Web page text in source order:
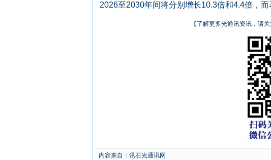
2026至2030年间将分别增长10.3倍和4.4倍，
【了解更多光通讯资讯，请
内容来自：讯石光通讯网